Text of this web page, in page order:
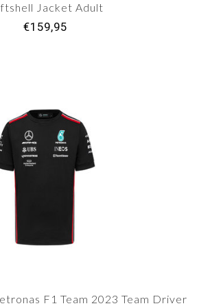
Jacket Adult
€159,95
F1 Team 2023 Team Driver